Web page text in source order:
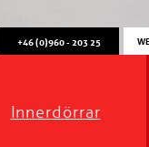
+46 (0)960 - 203 25
Innerdörrar